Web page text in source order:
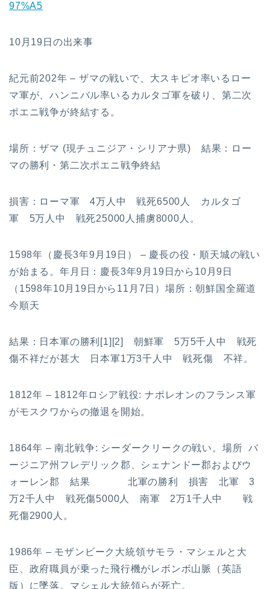
97%A5
10月19日の出来事
紀元前202年 – ザマの戦いで、大スキピオ率いるロー
マ軍が、ハンニバル率いるカルタゴ軍を破り、第二次
ポエニ戦争が終結する。
場所：ザマ (現チュニジア・シリアナ県) 結果：ロー
マの勝利・第二次ポエニ戦争終結
損害：ローマ軍 4万人中 戦死6500人 カルタゴ
軍 5万人中 戦死25000人捕虜8000人。
1598年（慶長3年9月19日） – 慶長の役・順天城の戦い
が始まる。年月日：慶長3年9月19日から10月9日
（1598年10月19日から11月7日）場所：朝鮮国全羅道
今順天
結果：日本軍の勝利[1][2] 朝鮮軍 5万5千人中 戦死
傷不祥だが甚大 日本軍1万3千人中 戦死傷 不祥。
1812年 – 1812年ロシア戦役: ナポレオンのフランス軍
がモスクワからの撤退を開始。
1864年 – 南北戦争: シーダークリークの戦い。場所 バ
ージニア州フレデリック郡、シェナンドー郡およびウ
ォーレン郡 結果 北軍の勝利 損害 北軍 3
万2千人中 戦死傷5000人 南軍 2万1千人中 戦
死傷2900人。
1986年 – モザンビーク大統領サモラ・マシェルと大
臣、政府職員が乗った飛行機がレボンボ山脈（英語
版）に墜落。マシェル大統領らが死亡。